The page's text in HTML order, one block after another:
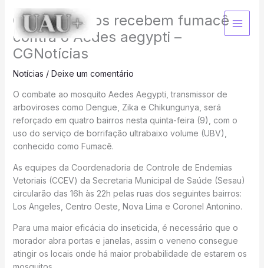
para
conteúdo
Quatro bairros recebem fumacê
contra o Aedes aegypti –
CGNotícias
Notícias / Deixe um comentário
O combate ao mosquito Aedes Aegypti, transmissor de
arboviroses como Dengue, Zika e Chikungunya, será
reforçado em quatro bairros nesta quinta-feira (9), com o
uso do serviço de borrifação ultrabaixo volume (UBV),
conhecido como Fumacê.
As equipes da Coordenadoria de Controle de Endemias
Vetoriais (CCEV) da Secretaria Municipal de Saúde (Sesau)
circularão das 16h às 22h pelas ruas dos seguintes bairros:
Los Angeles, Centro Oeste, Nova Lima e Coronel Antonino.
Para uma maior eficácia do inseticida, é necessário que o
morador abra portas e janelas, assim o veneno consegue
atingir os locais onde há maior probabilidade de estarem os